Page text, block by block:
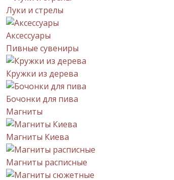
Луки и стрелы
Аксессуары
Пивные сувениры
Кружки из дерева
Бочонки для пива
Магниты
Магниты Киева
Магниты расписные